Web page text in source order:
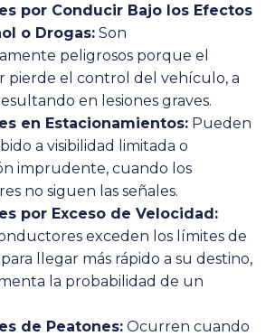
por Conducir Bajo los Efectos
o Drogas: Son
peligrosos porque el
pierde el control del vehículo, a
en lesiones graves.
en Estacionamientos: Pueden
a visibilidad limitada o
imprudente, cuando los
no siguen las señales.
por Exceso de Velocidad:
exceden los límites de
llegar más rápido a su destino,
la probabilidad de un
de Peatones: Ocurren cuando